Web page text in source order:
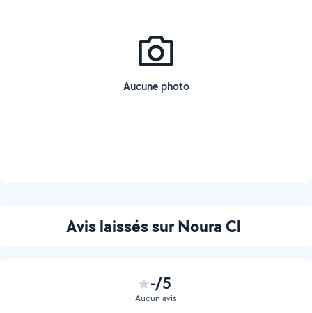
Aucune photo
Avis laissés sur Noura Cl
-/5
Aucun avis